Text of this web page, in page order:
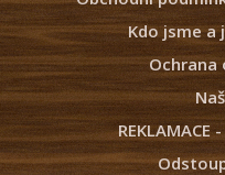
Kdo jsme a
Ochrana
REKLAMACE